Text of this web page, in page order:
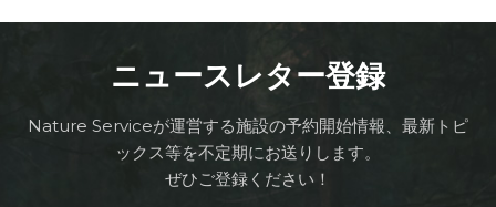
ニュースレター登録
Nature Serviceが運営する施設の予約開始情報、最新トピ
ックス等を不定期にお送りします。
ぜひご登録ください！